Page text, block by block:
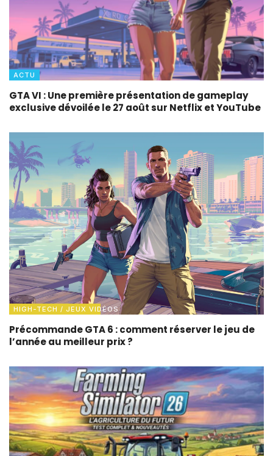
ACTU
GTA VI : Une première présentation de gameplay
exclusive dévoilée le 27 août sur Netflix et YouTube
HIGH-TECH / JEUX VIDÉOS
Précommande GTA 6 : comment réserver le jeu de
l’année au meilleur prix ?